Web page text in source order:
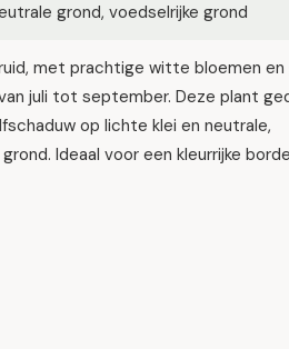
grond, voedselrijke grond
met prachtige witte bloemen en
juli tot september. Deze plant
op lichte klei en neutrale,
Ideaal voor een kleurrijke